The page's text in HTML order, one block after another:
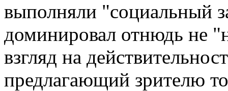
выполняли
доминировал отнюдь не
взгляд на
предлагающий зрителю